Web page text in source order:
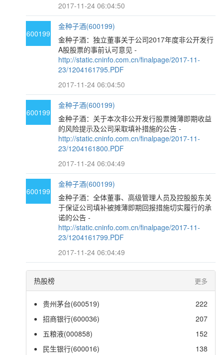
2017-11-24 06:04:50
600199
金种子酒(600199)
金种子酒：独立董事关于公司2017年度非公开发行
A股股票的事前认可意见 -
http://static.cninfo.com.cn/finalpage/2017-11-
23/1204161795.PDF
2017-11-24 06:04:50
600199
金种子酒(600199)
金种子酒：关于本次非公开发行股票摊薄即期收益
的风险提示及公司采取填补措施的公告 -
http://static.cninfo.com.cn/finalpage/2017-11-
23/1204161800.PDF
2017-11-24 06:04:49
600199
金种子酒(600199)
金种子酒：全体董事、高级管理人员及控股股东关
于保证公司填补被摊薄即期回报措施切实履行的承
诺的公告 -
http://static.cninfo.com.cn/finalpage/2017-11-
23/1204161799.PDF
2017-11-24 06:04:49
热股榜 更多
贵州茅台(600519)
222
招商银行(600036)
207
五粮液(000858)
152
民生银行(600016)
138